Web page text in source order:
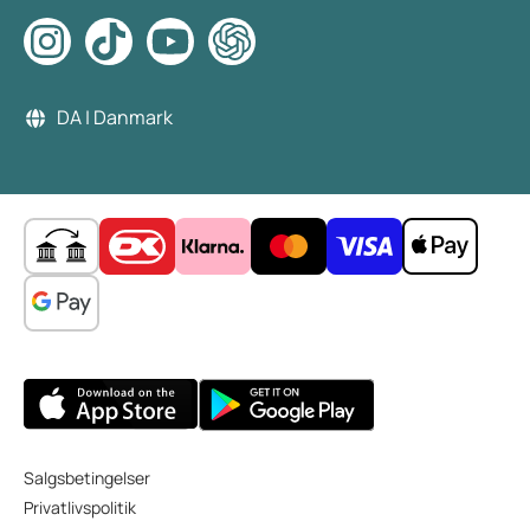
DA | Danmark
Salgsbetingelser
Privatlivspolitik